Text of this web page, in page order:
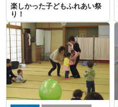
楽しかった子どもふれあい祭
り！